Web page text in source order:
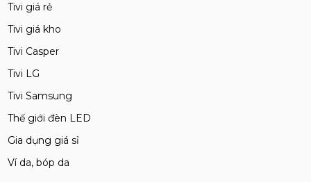
Tivi giá rẻ
Tivi giá kho
Tivi Casper
Tivi LG
Tivi Samsung
Thế giới đèn LED
Gia dụng giá sỉ
Ví da, bóp da